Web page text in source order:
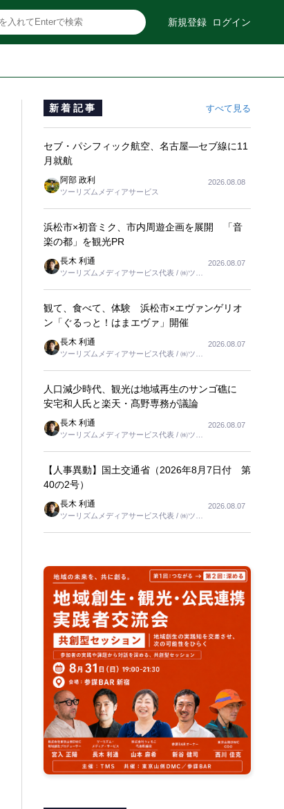
新規登録 ログイン
新着記事 すべて見る
セブ・パシフィック航空、名古屋―セブ線に11
月就航
阿部 政利
ツーリズムメディアサービス
2026.08.08
浜松市×初音ミク、市内周遊企画を展開 「音
楽の都」を観光PR
長木 利通
ツーリズムメディアサービス代表 / ㈱ツー
2026.08.07
観て、食べて、体験 浜松市×エヴァンゲリオ
ン「ぐるっと！はまエヴァ」開催
長木 利通
ツーリズムメディアサービス代表 / ㈱ツー
2026.08.07
人口減少時代、観光は地域再生のサンゴ礁に
安宅和人氏と楽天・髙野専務が議論
長木 利通
ツーリズムメディアサービス代表 / ㈱ツー
2026.08.07
【人事異動】国土交通省（2026年8月7日付 第
40の2号）
長木 利通
ツーリズムメディアサービス代表 / ㈱ツー
2026.08.07